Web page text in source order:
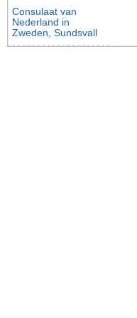
Consulaat van
Nederland in
Zweden, Sundsvall